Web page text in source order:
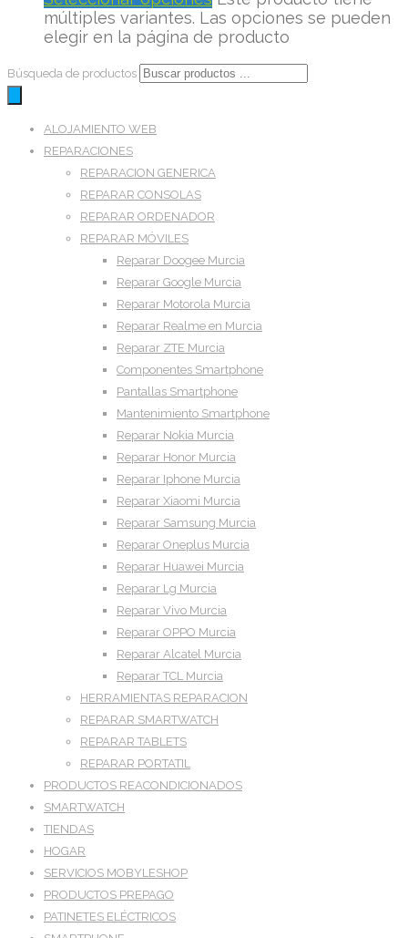
múltiples variantes. Las opciones se pueden
elegir en la página de producto
Búsqueda de productos
ALOJAMIENTO WEB
REPARACIONES
REPARACION GENERICA
REPARAR CONSOLAS
REPARAR ORDENADOR
REPARAR MÓVILES
Reparar Doogee Murcia
Reparar Google Murcia
Reparar Motorola Murcia
Reparar Realme en Murcia
Reparar ZTE Murcia
Componentes Smartphone
Pantallas Smartphone
Mantenimiento Smartphone
Reparar Nokia Murcia
Reparar Honor Murcia
Reparar Iphone Murcia
Reparar Xiaomi Murcia
Reparar Samsung Murcia
Reparar Oneplus Murcia
Reparar Huawei Murcia
Reparar Lg Murcia
Reparar Vivo Murcia
Reparar OPPO Murcia
Reparar Alcatel Murcia
Reparar TCL Murcia
HERRAMIENTAS REPARACION
REPARAR SMARTWATCH
REPARAR TABLETS
REPARAR PORTATIL
PRODUCTOS REACONDICIONADOS
SMARTWATCH
TIENDAS
HOGAR
SERVICIOS MOBYLESHOP
PRODUCTOS PREPAGO
PATINETES ELÉCTRICOS